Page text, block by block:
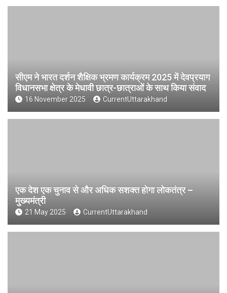
सीएम ने भारत दर्शन शैक्षिक भ्रमण कार्यक्रम 2025 में देवप्रयाग
विधानसभा क्षेत्र के मेधावी छात्र-छात्राओं के साथ किया संवाद
16 November 2025 CurrentUttarakhand
एक देश एक चुनाव से और अधिक सशक्त होगा लोकतंत्र –
मुख्यमंत्री
21 May 2025 CurrentUttarakhand